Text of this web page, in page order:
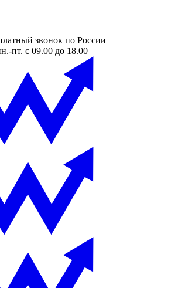
звонок по России
пт. с 09.00 до 18.00